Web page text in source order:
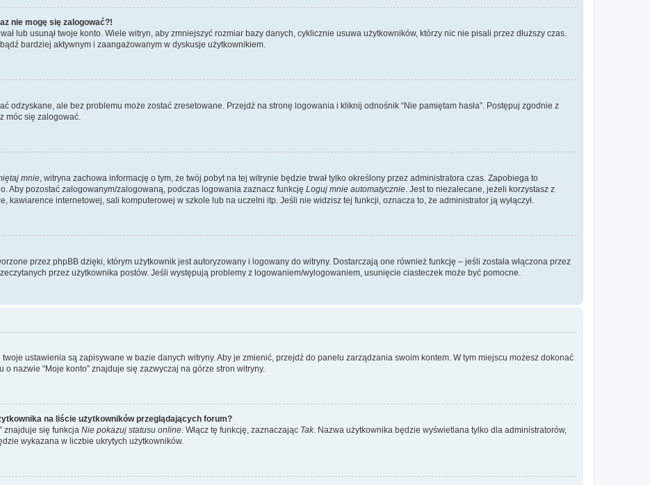
nie mogę się zalogować?!
lub usunął twoje konto. Wiele witryn, aby zmniejszyć rozmiar bazy danych, cyklicznie usuwa użytkowników, którzy nic nie pisali przez dłuższy czas.
bardziej aktywnym i zaangażowanym w dyskusje użytkownikiem.
odzyskane, ale bez problemu może zostać zresetowane. Przejdź na stronę logowania i kliknij odnośnik “Nie pamiętam hasła”. Postępuj zgodnie z
móc się zalogować.
mnie , witryna zachowa informację o tym, że twój pobyt na tej witrynie będzie trwał tylko określony przez administratora czas. Zapobiega to
Aby pozostać zalogowanym/zalogowaną, podczas logowania zaznacz funkcję Loguj mnie automatycznie . Jest to niezalecane, jeżeli korzystasz z
kawiarence internetowej, sali komputerowej w szkole lub na uczelni itp. Jeśli nie widzisz tej funkcji, oznacza to, że administrator ją wyłączył.
przez phpBB dzięki, którym użytkownik jest autoryzowany i logowany do witryny. Dostarczają one również funkcję – jeśli została włączona przez
przez użytkownika postów. Jeśli występują problemy z logowaniem/wylogowaniem, usunięcie ciasteczek może być pomocne.
ustawienia są zapisywane w bazie danych witryny. Aby je zmienić, przejdź do panelu zarządzania swoim kontem. W tym miejscu możesz dokonać
nazwie “Moje konto” znajduje się zazwyczaj na górze stron witryny.
na liście użytkowników przeglądających forum?
znajduje się funkcja Nie pokazuj statusu online . Włącz tę funkcję, zaznaczając Tak. Nazwa użytkownika będzie wyświetlana tylko dla administratorów,
wykazana w liczbie ukrytych użytkowników.